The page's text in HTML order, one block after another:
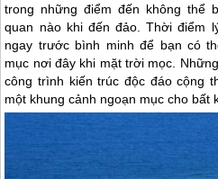
trong những điểm đến không thể
quan nào khi đến đảo. Thời điểm
ngay trước bình minh để bạn có
mục nơi đây khi mặt trời mọc.
công trình kiến ​​trúc độc đáo cộng
một khung cảnh ngoạn mục cho bất